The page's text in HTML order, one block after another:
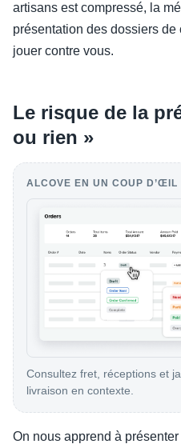
artisans est compressé, la
présentation des dossiers
jouer contre vous.
Le risque de la
ou rien »
ALCOVE EN UN COUP D’ŒIL
Consultez fret, réceptions et
livraison en contexte.
On nous apprend à